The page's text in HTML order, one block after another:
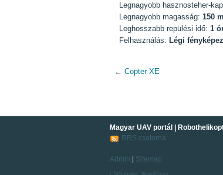
Legnagyobb hasznosteher-
Legnagyobb magasság: 150 m
Leghosszabb repülési idő: 1
Felhasználás: Légi
← Copter XE
Magyar UAV portál |
RRS csatorna
Admin Sitemap
CMS motor: WordPress